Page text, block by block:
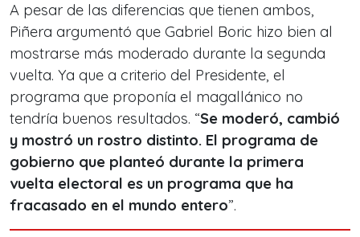
A pesar de las diferencias que tienen ambos,
Piñera argumentó que Gabriel Boric hizo bien al
mostrarse más moderado durante la segunda
vuelta. Ya que a criterio del Presidente, el
programa que proponía el magallánico no
tendría buenos resultados. “Se moderó, cambió
y mostró un rostro distinto. El programa de
gobierno que planteó durante la primera
vuelta electoral es un programa que ha
fracasado en el mundo entero”.